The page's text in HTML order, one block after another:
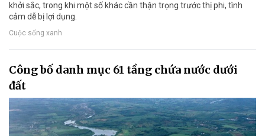
khởi sắc, trong khi một số khác cần thận trọng trước thị phi, tình
cảm dễ bị lợi dụng.
Cuộc sống xanh
Công bố danh mục 61 tầng chứa nước dưới
đất